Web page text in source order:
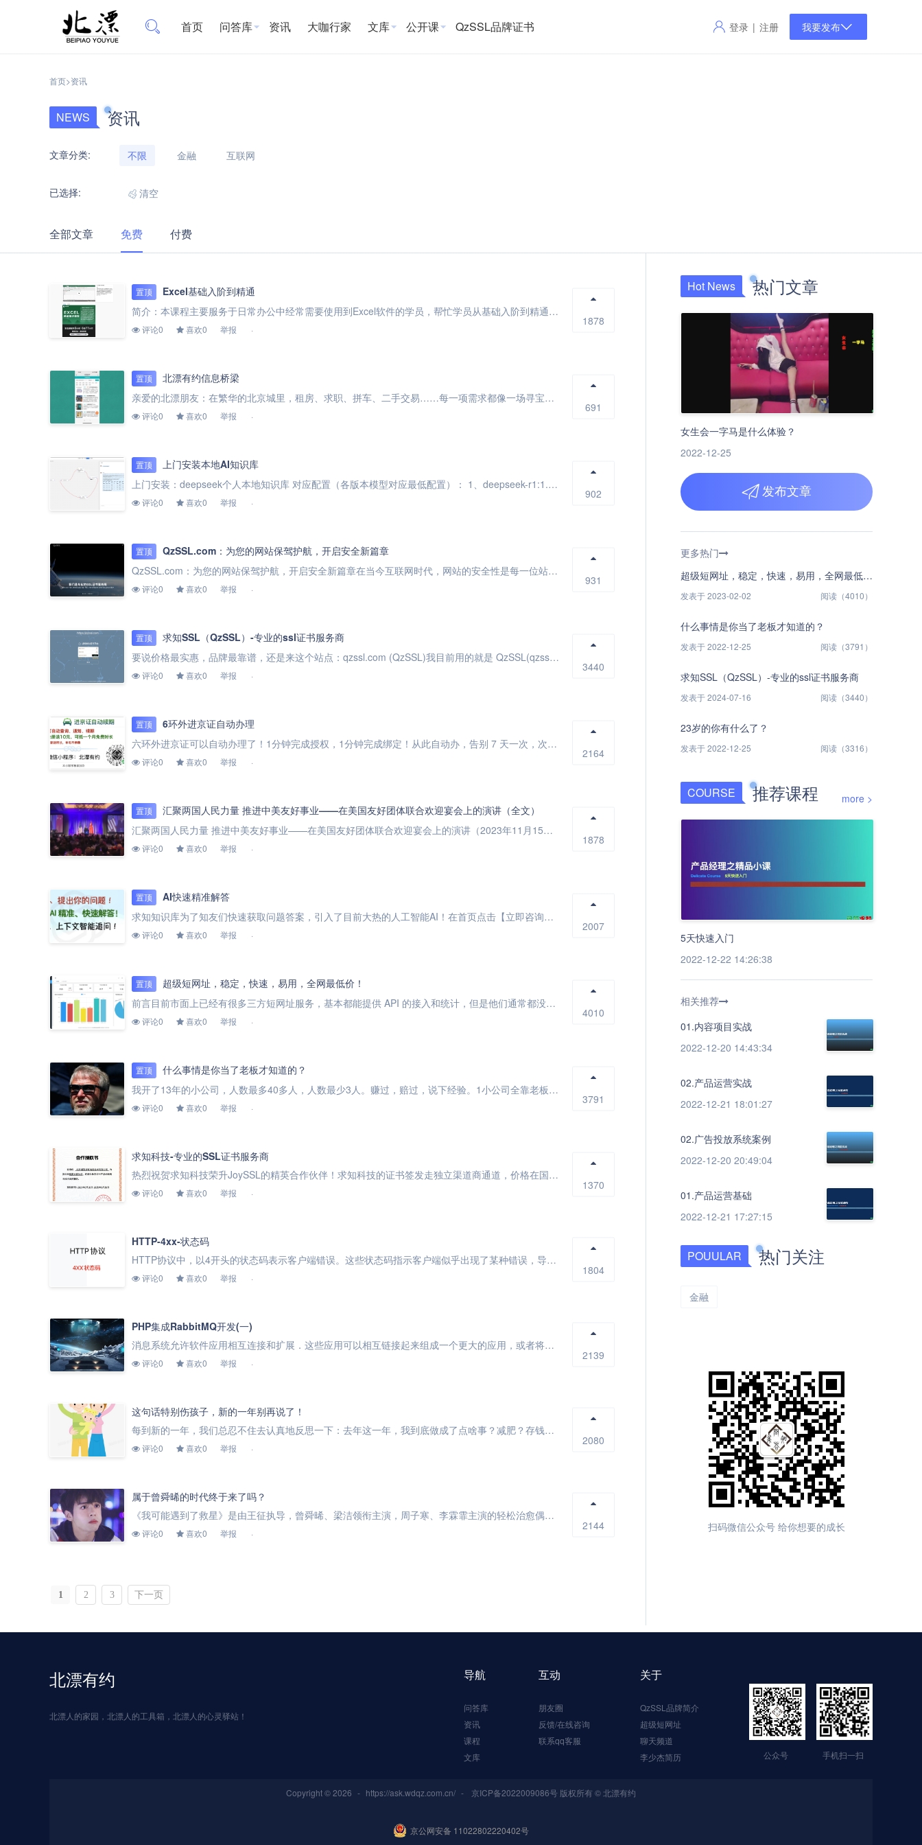
首页 问答库 资讯 大咖行家 文库 公开课 QzSSL品牌证书 登录 | 注册 我要发布
首页>资讯
NEWS 资讯
文章分类: 不限 金融 互联网
已选择: 清空
全部文章 免费 付费
置顶
Excel基础入阶到精通
简介：本课程主要服务于日常办公中经常需要使用到Excel软件的学员，帮忙学员从基础入阶到精通的系统学习。教程中由浅入深、循序渐进地全面介绍整...
评论0 喜欢0 举报
1878
置顶
北漂有约信息桥梁
亲爱的北漂朋友：在繁华的北京城里，租房、求职、拼车、二手交易……每一项需求都像一场寻宝游戏。现在，北漂信息桥梁正式上线！这个基于公众号菜单的...
评论0 喜欢0 举报
691
置顶
上门安装本地AI知识库
上门安装：deepseek个人本地知识库 对应配置（各版本模型对应最低配置）： 1、deepseek-r1:1.5b - 4核8G ...
评论0 喜欢0 举报
902
置顶
QzSSL.com：为您的网站保驾护航，开启安全新篇章
QzSSL.com：为您的网站保驾护航，开启安全新篇章在当今互联网时代，网站的安全性是每一位站长和企业主最关心的问题之一。为了保护用户隐私、...
评论0 喜欢0 举报
931
置顶
求知SSL（QzSSL）-专业的ssl证书服务商
要说价格最实惠，品牌最靠谱，还是来这个站点：qzssl.com (QzSSL)我目前用的就是 QzSSL(qzssl.com) 的证书，价格...
评论0 喜欢0 举报
3440
置顶
6环外进京证自动办理
六环外进京证可以自动办理了！1分钟完成授权，1分钟完成绑定！从此自动办，告别 7 天一次，次次都忘记！赠送一个月免费试用，快来体验吧！ ...
评论0 喜欢0 举报
2164
置顶
汇聚两国人民力量 推进中美友好事业——在美国友好团体联合欢迎宴会上的演讲（全文）
汇聚两国人民力量 推进中美友好事业——在美国友好团体联合欢迎宴会上的演讲（2023年11月15日，旧金山）中华人民共和国主席 习近平女士们，...
评论0 喜欢0 举报
1878
置顶
AI快速精准解答
求知知识库为了知友们快速获取问题答案，引入了目前大热的人工智能AI！在首页点击【立即咨询】，或者在问答栏目发布问题，在几分钟内你将快速获得回...
评论0 喜欢0 举报
2007
置顶
超级短网址，稳定，快速，易用，全网最低价！
前言目前市面上已经有很多三方短网址服务，基本都能提供 API 的接入和统计，但是他们通常都没有一个可视化的管理平台，方便运营人员所见即所得的...
评论0 喜欢0 举报
4010
置顶
什么事情是你当了老板才知道的？
我开了13年的小公司，人数最多40多人，人数最少3人。赚过，赔过，说下经验。1小公司全靠老板，别指望员工。2.个人能力要非常强才能开公司当老...
评论0 喜欢0 举报
3791
求知科技-专业的SSL证书服务商
热烈祝贺求知科技荣升JoySSL的精英合作伙伴！求知科技的证书签发走独立渠道商通道，价格在国内极具性价比，且有一系列完善的售后保障，包括数据...
评论0 喜欢0 举报
1370
HTTP-4xx-状态码
HTTP协议中，以4开头的状态码表示客户端错误。这些状态码指示客户端似乎出现了某种错误，导致服务器无法处理请求。以下是一些常见的4xx状态码...
评论0 喜欢0 举报
1804
PHP集成RabbitMQ开发(一)
消息系统允许软件应用相互连接和扩展．这些应用可以相互链接起来组成一个更大的应用，或者将用户设备和数据进行连接．消息系统通过将消息的发送和接收...
评论0 喜欢0 举报
2139
这句话特别伤孩子，新的一年别再说了！
每到新的一年，我们总忍不住去认真地反思一下：去年这一年，我到底做成了点啥事？减肥？存钱？还是看完 10 本书？当初立 flag 的时候信誓旦...
评论0 喜欢0 举报
2080
属于曾舜晞的时代终于来了吗？
《我可能遇到了救星》是由王征执导，曾舜晞、梁洁领衔主演，周子寒、李霖霏主演的轻松治愈偶像剧。该剧讲述了新任院长陆昭西与临时助理叶时蓝之间相互...
评论0 喜欢0 举报
2144
1 2 3 下一页
Hot News 热门文章
女生会一字马是什么体验？
2022-12-25
发布文章
更多热门
超级短网址，稳定，快速，易用，全网最低价！
发表于 2023-02-02 阅读（4010）
什么事情是你当了老板才知道的？
发表于 2022-12-25 阅读（3791）
求知SSL（QzSSL）-专业的ssl证书服务商
发表于 2024-07-16 阅读（3440）
23岁的你有什么了？
发表于 2022-12-25 阅读（3316）
COURSE 推荐课程 more >
5天快速入门
2022-12-22 14:26:38
相关推荐
01.内容项目实战
2022-12-20 14:43:34
02.产品运营实战
2022-12-21 18:01:27
02.广告投放系统案例
2022-12-20 20:49:04
01.产品运营基础
2022-12-21 17:27:15
POUULAR 热门关注
金融
扫码微信公众号 给你想要的成长
北漂有约
北漂人的家园，北漂人的工具箱，北漂人的心灵驿站！
导航
问答库
资讯
课程
文库
互动
朋友圈
反馈/在线咨询
联系qq客服
关于
QzSSL品牌简介
超级短网址
聊天频道
李少杰简历
公众号 手机扫一扫
Copyright © 2026 - https://ask.wdqz.com.cn/ - 京ICP备2022009086号 版权所有 © 北漂有约
京公网安备 11022802220402号